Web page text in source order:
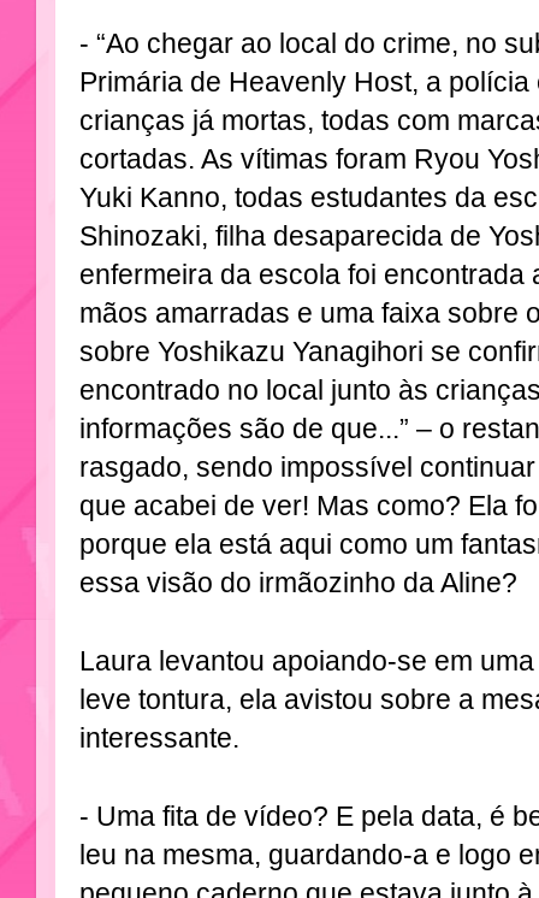
- “Ao chegar ao local do crime, no
Primária de Heavenly Host, a
crianças já mortas, todas com
cortadas. As vítimas foram Ryou
Yuki Kanno, todas estudantes da
Shinozaki, filha desaparecida de
enfermeira da escola foi encontrada
mãos amarradas e uma faixa sobre
sobre Yoshikazu Yanagihori se
encontrado no local junto às
informações são de que...” – o
rasgado, sendo impossível
que acabei de ver! Mas como? Ela
porque ela está aqui como um
essa visão do irmãozinho da Aline?
Laura levantou apoiando-se em
leve tontura, ela avistou sobre a
interessante.
- Uma fita de vídeo? E pela data, é
leu na mesma, guardando-a e logo